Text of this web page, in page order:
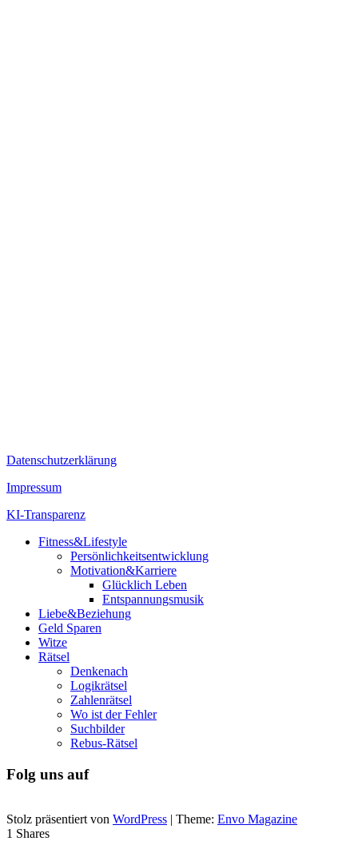
Datenschutzerklärung
Impressum
KI-Transparenz
Fitness&Lifestyle
Persönlichkeitsentwicklung
Motivation&Karriere
Glücklich Leben
Entspannungsmusik
Liebe&Beziehung
Geld Sparen
Witze
Rätsel
Denkenach
Logikrätsel
Zahlenrätsel
Wo ist der Fehler
Suchbilder
Rebus-Rätsel
Folg uns auf
Stolz präsentiert von WordPress | Theme: Envo Magazine
1 Shares